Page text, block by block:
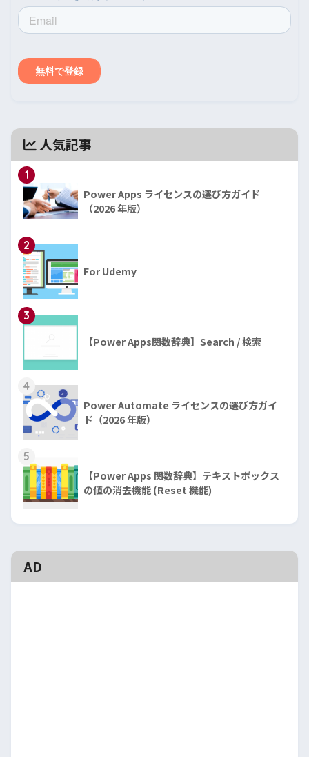
人気記事
1
Power Apps ライセンスの選び方ガイド
（2026 年版）
2
For Udemy
3
【Power Apps関数辞典】Search / 検索
4
Power Automate ライセンスの選び方ガイ
ド（2026 年版）
5
【Power Apps 関数辞典】テキストボックス
の値の消去機能 (Reset 機能)
AD